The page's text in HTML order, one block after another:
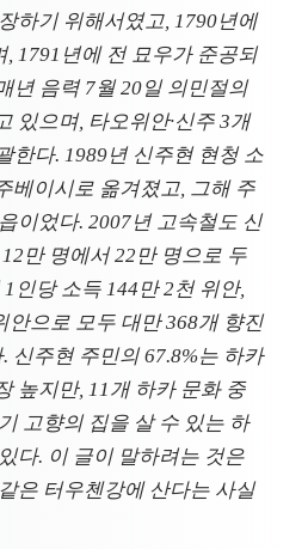
하기 위해서였고, 1790년에
1791년에 전 묘우가 준공되
년 음력 7월 20일 의민절의
있으며, 타오위안·신주 3개
한다. 1989년 신주현 현청 소
베이시로 옮겨졌고, 그해 주
이었다. 2007년 고속철도 신
만 명에서 22만 명으로 두
인당 소득 144만 2천 위안,
안으로 모두 대만 368개 향진
신주현 주민의 67.8%는 하카
높지만, 11개 하카 문화 중
고향의 집을 살 수 있는 하
다. 이 글이 말하려는 것은
은 터우첸강에 산다는 사실